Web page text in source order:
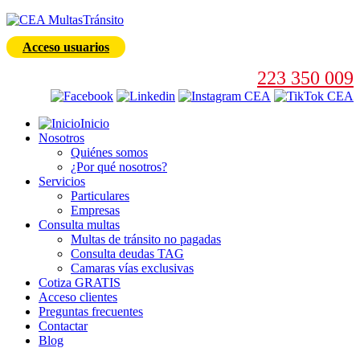
Acceso usuarios
223 350 009
Inicio
Nosotros
Quiénes somos
¿Por qué nosotros?
Servicios
Particulares
Empresas
Consulta multas
Multas de tránsito no pagadas
Consulta deudas TAG
Camaras vías exclusivas
Cotiza GRATIS
Acceso clientes
Preguntas frecuentes
Contactar
Blog